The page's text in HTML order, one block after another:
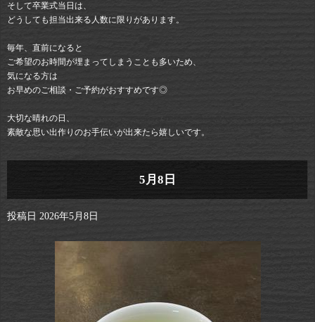
そして卒業式当日は、
どうしても担当出来る人数に限りがあります。
毎年、直前になると
ご希望のお時間が埋まってしまうことも多いため、
気になる方は
お早めのご相談・ご予約がおすすめです◎
大切な晴れの日、
素敵な思い出作りのお手伝いが出来たら嬉しいです。
5月8日
投稿日 2026年5月8日